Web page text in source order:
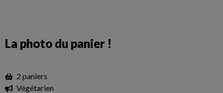
La photo du panier !
2 paniers
Végétarien